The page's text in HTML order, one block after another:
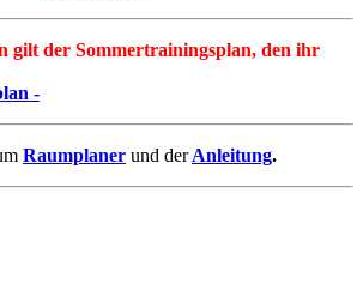
gilt der Sommertrainingsplan, den ihr
-
Raumplaner und der Anleitung.